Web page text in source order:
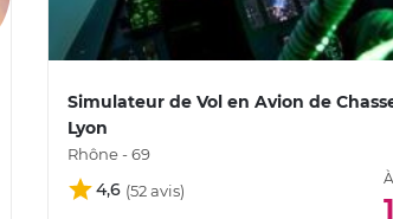
Simulateur de Vol en Avion de
Lyon
Rhône - 69
4,6